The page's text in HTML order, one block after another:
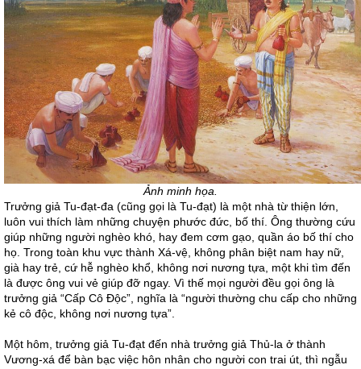
Ảnh minh họa.
Trưởng giả Tu-đạt-đa (cũng gọi là Tu-đạt) là một nhà từ thiện lớn,
luôn vui thích làm những chuyện phước đức, bố thí. Ông thường cứu
giúp những người nghèo khó, hay đem cơm gạo, quần áo bố thí cho
họ. Trong toàn khu vực thành Xá-vệ, không phân biệt nam hay nữ,
già hay trẻ, cứ hễ nghèo khổ, không nơi nương tựa, một khi tìm đến
là được ông vui vẻ giúp đỡ ngay. Vì thế mọi người đều gọi ông là
trưởng giả “Cấp Cô Độc”, nghĩa là “người thường chu cấp cho những
kẻ cô độc, không nơi nương tựa”.
Một hôm, trưởng giả Tu-đạt đến nhà trưởng giả Thủ-la ở thành
Vương-xá để bàn bạc việc hôn nhân cho người con trai út, thì ngẫu